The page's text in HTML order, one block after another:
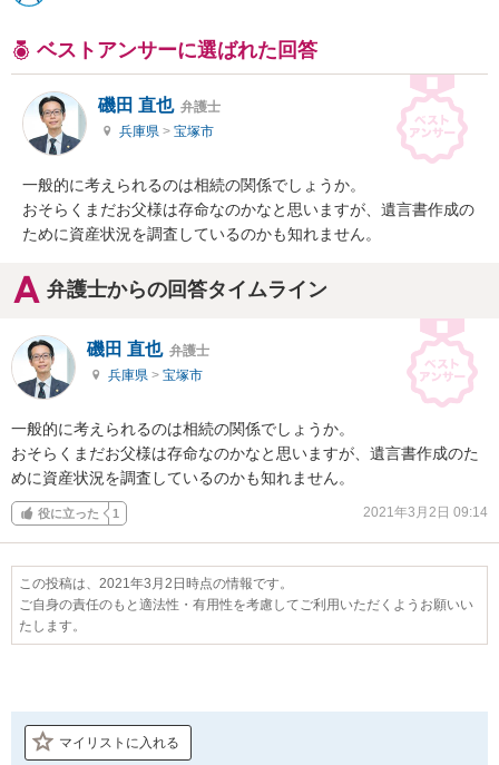
ベストアンサーに選ばれた回答
磯田 直也 弁護士
兵庫県 > 宝塚市
一般的に考えられるのは相続の関係でしょうか。
おそらくまだお父様は存命なのかなと思いますが、遺言書作成の
ために資産状況を調査しているのかも知れません。
弁護士からの回答タイムライン
磯田 直也 弁護士
兵庫県 > 宝塚市
一般的に考えられるのは相続の関係でしょうか。
おそらくまだお父様は存命なのかなと思いますが、遺言書作成のた
めに資産状況を調査しているのかも知れません。
役に立った 1 2021年3月2日 09:14
この投稿は、2021年3月2日時点の情報です。
ご自身の責任のもと適法性・有用性を考慮してご利用いただくようお願いい
たします。
マイリストに入れる